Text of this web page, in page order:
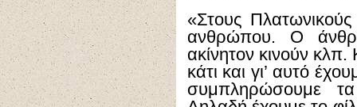
«Στους
ανθρώπου. Ο
ακίνητον κινούν κλπ.
κάτι και γι’ αυτό
συμπληρώσουμε